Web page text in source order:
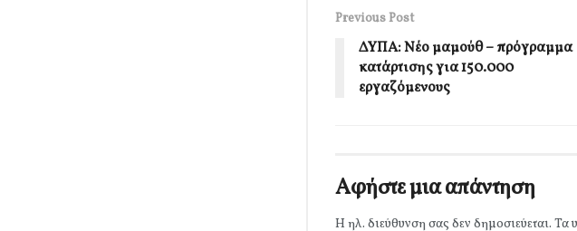
Previous Post
ΔΥΠΑ: Νέο μαμούθ – πρόγραμμα
κατάρτισης για 150.000
εργαζόμενους
Αφήστε μια απάντηση
Η ηλ. διεύθυνση σας δεν δημοσιεύεται. Τα